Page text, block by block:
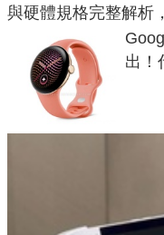
與硬體規格完整解析
出！